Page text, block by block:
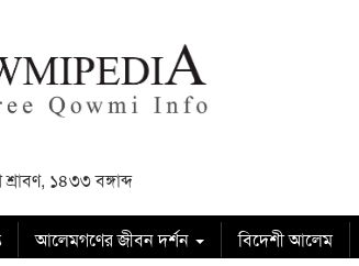
১৪৩৩ বঙ্গাব্দ
আলেমগণের জীবন দর্শন বিদেশী আলেম